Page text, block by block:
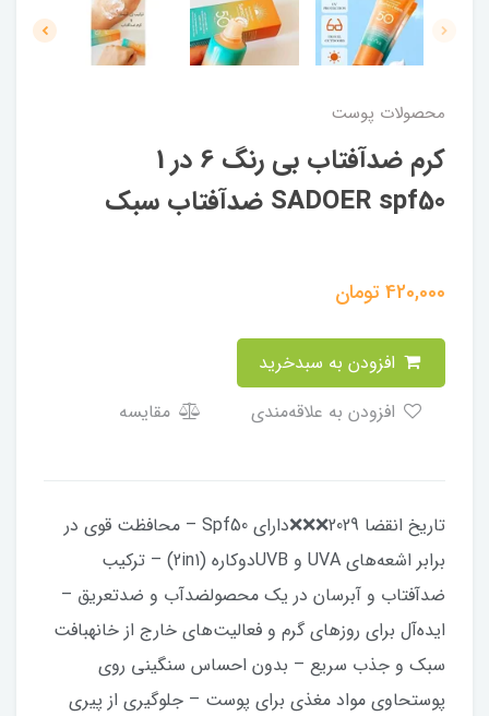
محصولات پوست
کرم ضدآفتاب بی رنگ 6 در 1
SADOER spf50 ضدآفتاب سبک
420,000تومان
مقایسه
تاریخ انقضا 2029❌️❌️❌️دارای Spf50 – محافظت قوی در
برابر اشعه‌های UVA و UVBدوکاره (2in1) – ترکیب
ضدآفتاب و آبرسان در یک محصولضدآب و ضدتعریق –
ایده‌آل برای روزهای گرم و فعالیت‌های خارج از خانهبافت
سبک و جذب سریع – بدون احساس سنگینی روی
پوستحاوی مواد مغذی برای پوست – جلوگیری از پیری